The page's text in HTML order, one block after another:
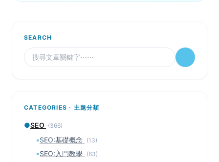
SEARCH
CATEGORIES · 主題分類
●SEO (366)
▪SEO:基礎概念 (13)
▪SEO:入門教學 (63)